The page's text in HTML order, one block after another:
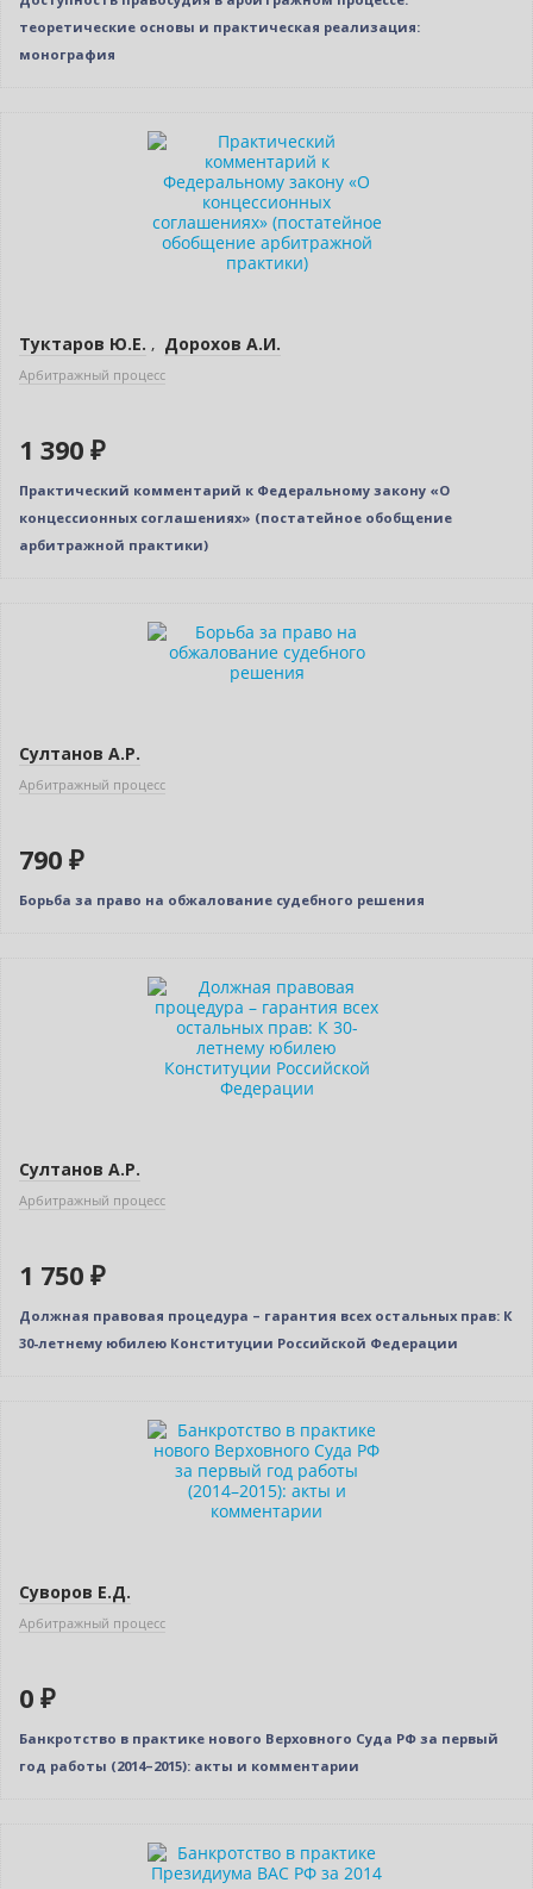
теоретические основы и практическая реализация:
монография
Туктаров Ю.Е. , Дорохов А.И.
Арбитражный процесс
1 390 ₽
Практический комментарий к Федеральному закону «О
концессионных соглашениях» (постатейное обобщение
арбитражной практики)
Султанов А.Р.
Арбитражный процесс
790 ₽
Борьба за право на обжалование судебного решения
Султанов А.Р.
Арбитражный процесс
1 750 ₽
Должная правовая процедура – гарантия всех остальных прав: К
30-летнему юбилею Конституции Российской Федерации
Суворов Е.Д.
Арбитражный процесс
0 ₽
Банкротство в практике нового Верховного Суда РФ за первый
год работы (2014–2015): акты и комментарии